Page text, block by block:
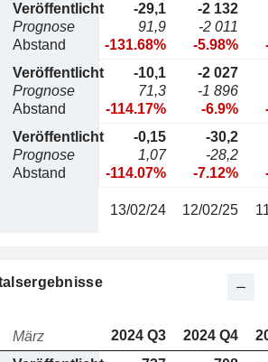
Veröffentlicht
Prognose
Abstand
-29,1
91,9
-131.68%
-2 132
-2 011
-5.98%
Veröffentlicht
Prognose
Abstand
-10,1
71,3
-114.17%
-2 027
-1 896
-6.9%
Veröffentlicht
Prognose
Abstand
-0,15
1,07
-114.07%
-30,2
-28,2
-7.12%
13/02/24 12/02/25
März 2024 Q3 2024 Q4